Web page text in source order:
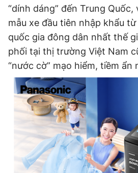
“dính dáng” đến Trung Quốc,
mẫu xe đầu tiên nhập khẩu
quốc gia đông dân nhất thế
phối tại thị trường Việt Nam
“nước cờ” mạo hiểm, tiềm ẩn